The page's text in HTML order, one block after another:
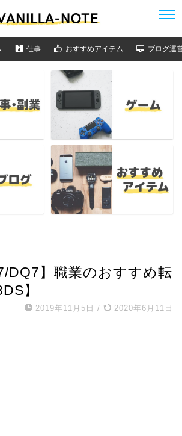
仕事 おすすめアイテム ブログ運
DQ7】職業のおすすめ転
】
2019年11月5日 / 2020年6月11日